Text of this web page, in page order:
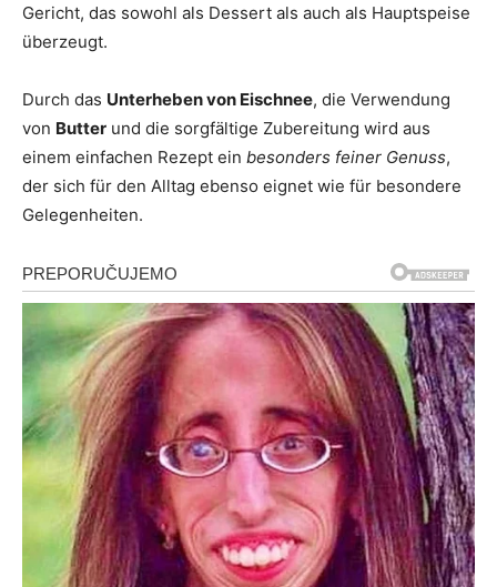
Gericht, das sowohl als Dessert als auch als Hauptspeise
überzeugt.
Durch das Unterheben von Eischnee, die Verwendung
von Butter und die sorgfältige Zubereitung wird aus
einem einfachen Rezept ein besonders feiner Genuss,
der sich für den Alltag ebenso eignet wie für besondere
Gelegenheiten.